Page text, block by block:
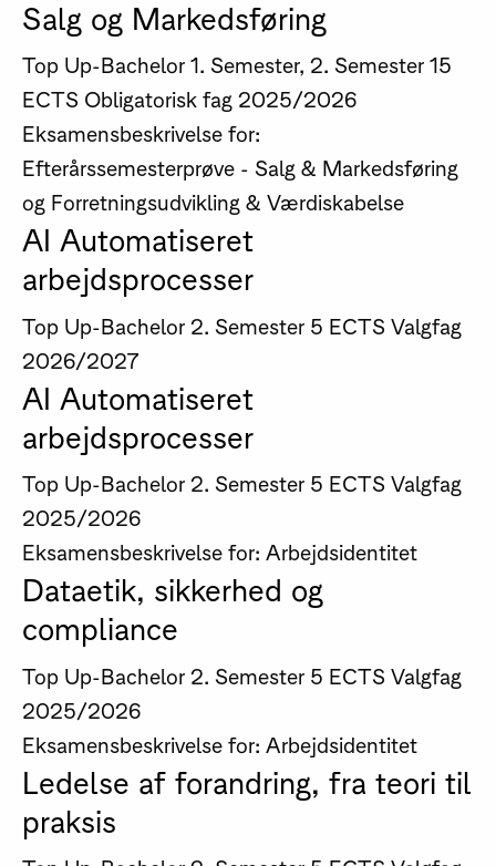
Salg og Markedsføring
Top Up-Bachelor 1. Semester, 2. Semester 15
ECTS Obligatorisk fag 2025/2026
Eksamensbeskrivelse for:
Efterårssemesterprøve - Salg & Markedsføring
og Forretningsudvikling & Værdiskabelse
AI Automatiseret
arbejdsprocesser
Top Up-Bachelor 2. Semester 5 ECTS Valgfag
2026/2027
AI Automatiseret
arbejdsprocesser
Top Up-Bachelor 2. Semester 5 ECTS Valgfag
2025/2026
Eksamensbeskrivelse for: Arbejdsidentitet
Dataetik, sikkerhed og
compliance
Top Up-Bachelor 2. Semester 5 ECTS Valgfag
2025/2026
Eksamensbeskrivelse for: Arbejdsidentitet
Ledelse af forandring, fra teori til
praksis